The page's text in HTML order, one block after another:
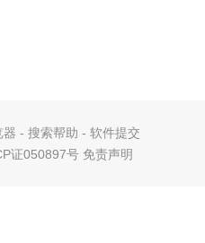
器 - 搜索帮助 - 软件提交
证050897号 免责声明